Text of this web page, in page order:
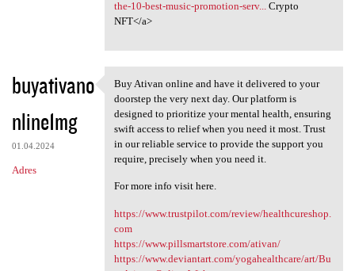
the-10-best-music-promotion-serv...Crypto
NFT</a>
buyativano
nline1mg
01.04.2024
Adres
Buy Ativan online and have it
Buy Ativan online and have it delivered to your
doorstep the very next day. Our platform is
designed to prioritize your mental health, ensuring
swift access to relief when you need it most. Trust
in our reliable service to provide the support you
require, precisely when you need it.
For more info visit here.
https://www.trustpilot.com/review/healthcureshop.
com
https://www.pillsmartstore.com/ativan/
https://www.deviantart.com/yogahealthcare/art/Bu